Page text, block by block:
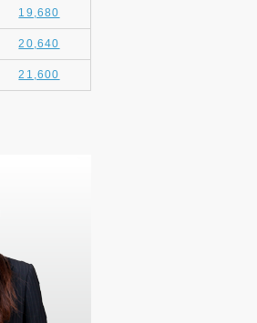
19,680
20,640
21,600